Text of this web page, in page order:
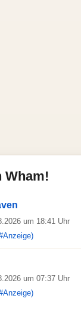
Wham!
um 18:41 Uhr
um 07:37 Uhr